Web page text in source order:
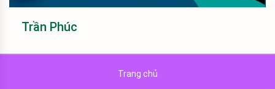
Trần Phúc
Trang chủ